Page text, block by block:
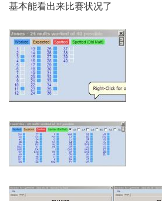
基本能看出来比赛状况了